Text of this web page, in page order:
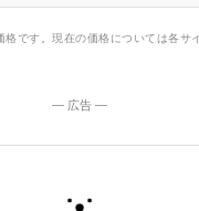
です。現在の価格については各サ
― 広告 ―